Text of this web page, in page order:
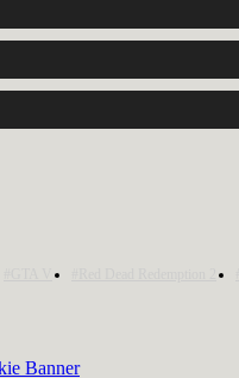
Banner